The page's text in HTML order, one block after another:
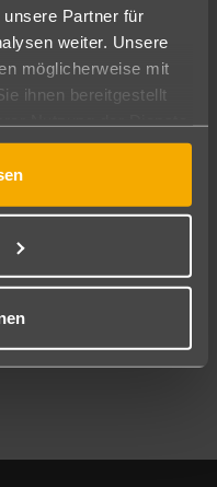
Partner für
weiter. Unsere
möglicherweise mit
ihnen bereitgestellt